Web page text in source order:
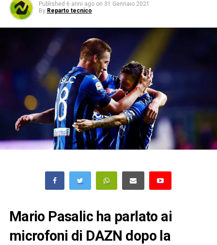
Published 6 anni ago on 31 Gennaio 2021
By Reparto tecnico
Mario Pasalic ha parlato ai
microfoni di DAZN dopo la